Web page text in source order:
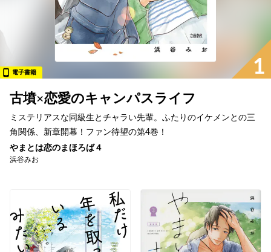
1
電子書籍
古墳×恋愛のキャンパスライフ
ミステリアスな同級生とチャラい先輩。ふたりのイケメンとの三
角関係、新章開幕！ファン待望の第4巻！
やまとは恋のまほろば４
浜谷みお